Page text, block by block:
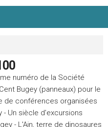
numéro de la Société
Bugey (panneaux) pour le
de conférences organisées
- Un siècle d'excursions
- L'Ain, terre de dinosaures